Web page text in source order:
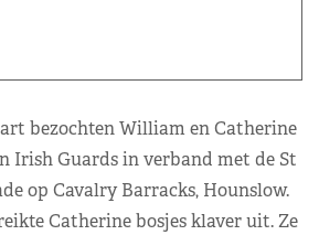
bezochten William en Catherine
Irish Guards in verband met de St
op Cavalry Barracks, Hounslow.
Catherine bosjes klaver uit. Ze